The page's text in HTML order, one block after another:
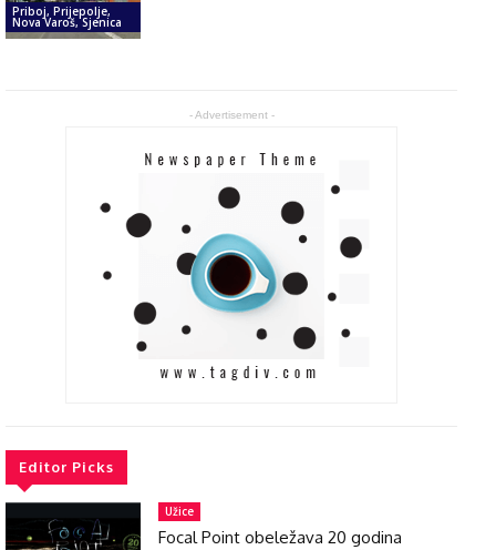
Priboj, Prijepolje,
Nova Varoš, Sjenica
- Advertisement -
Editor Picks
Užice
Focal Point obeležava 20 godina